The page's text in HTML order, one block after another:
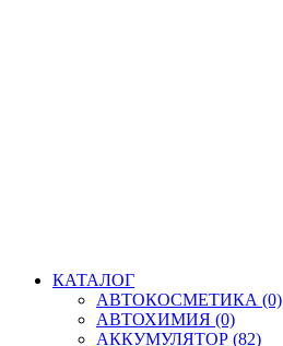
КАТАЛОГ
АВТОКОСМЕТИКА (0)
АВТОХИМИЯ (0)
АККУМУЛЯТОР (82)